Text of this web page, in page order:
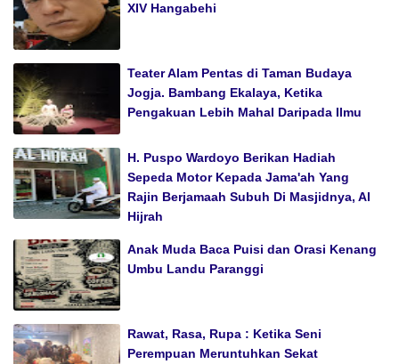
XIV Hangabehi
Teater Alam Pentas di Taman Budaya
Jogja. Bambang Ekalaya, Ketika
Pengakuan Lebih Mahal Daripada Ilmu
H. Puspo Wardoyo Berikan Hadiah
Sepeda Motor Kepada Jama'ah Yang
Rajin Berjamaah Subuh Di Masjidnya, Al
Hijrah
Anak Muda Baca Puisi dan Orasi Kenang
Umbu Landu Paranggi
Rawat, Rasa, Rupa : Ketika Seni
Perempuan Meruntuhkan Sekat